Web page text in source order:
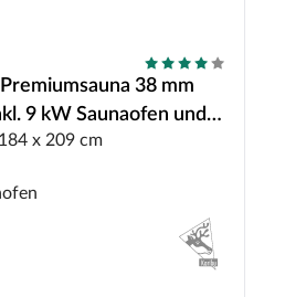
38 mm
9 kW Saunaofen und
x 209 cm